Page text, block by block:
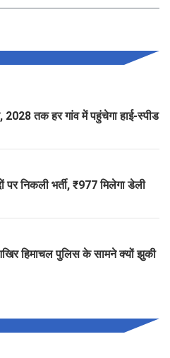
2028 तक हर गांव में पहुंचेगा हाई-स्पीड
निकली भर्ती, ₹977 मिलेगा डेली
हिमाचल पुलिस के सामने क्यों झुकी